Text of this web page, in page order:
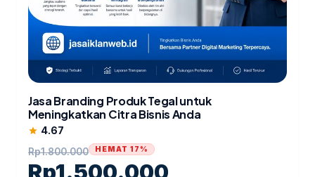
Jasa Branding Produk Tegal untuk
Meningkatkan Citra Bisnis Anda
star 4.67
Rp1.800.000 HEMAT 17%